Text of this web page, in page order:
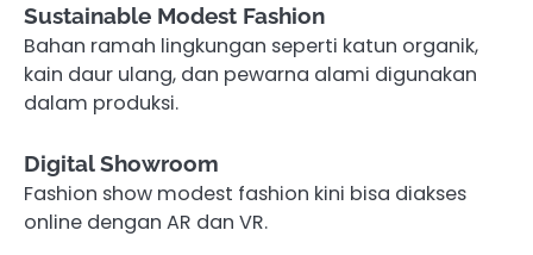
Sustainable Modest Fashion
Bahan ramah lingkungan seperti katun organik,
kain daur ulang, dan pewarna alami digunakan
dalam produksi.
Digital Showroom
Fashion show modest fashion kini bisa diakses
online dengan AR dan VR.